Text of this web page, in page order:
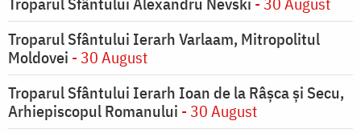
Troparul Sfântului Ierarh Varlaam, Mitropolitul
Moldovei - 30 August
Troparul Sfântului Ierarh Ioan de la Râşca şi Secu,
Arhiepiscopul Romanului - 30 August